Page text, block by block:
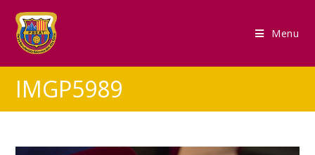
Menu
IMGP5989